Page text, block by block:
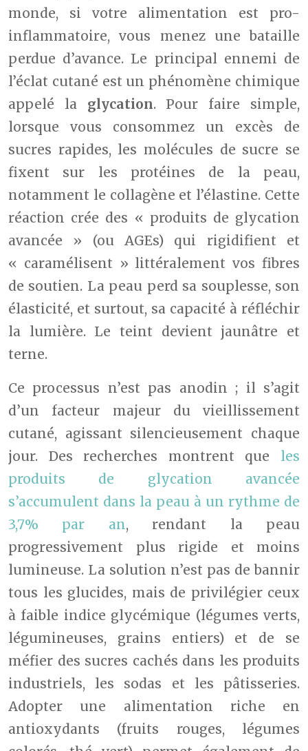
monde, si votre alimentation est pro-
inflammatoire, vous menez une bataille
perdue d’avance. Le principal ennemi de
l’éclat cutané est un phénomène chimique
appelé la glycation. Pour faire simple,
lorsque vous consommez un excès de
sucres rapides, les molécules de sucre se
fixent sur les protéines de la peau,
notamment le collagène et l’élastine. Cette
réaction crée des « produits de glycation
avancée » (ou AGEs) qui rigidifient et
« caramélisent » littéralement vos fibres
de soutien. La peau perd sa souplesse, son
élasticité, et surtout, sa capacité à réfléchir
la lumière. Le teint devient jaunâtre et
terne.
Ce processus n’est pas anodin ; il s’agit
d’un facteur majeur du vieillissement
cutané, agissant silencieusement chaque
jour. Des recherches montrent que les
produits de glycation avancée
s’accumulent dans la peau à un rythme de
3,7% par an, rendant la peau
progressivement plus rigide et moins
lumineuse. La solution n’est pas de bannir
tous les glucides, mais de privilégier ceux
à faible indice glycémique (légumes verts,
légumineuses, grains entiers) et de se
méfier des sucres cachés dans les produits
industriels, les sodas et les pâtisseries.
Adopter une alimentation riche en
antioxydants (fruits rouges, légumes